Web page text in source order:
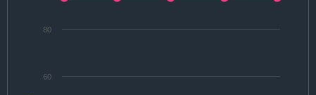
60
80